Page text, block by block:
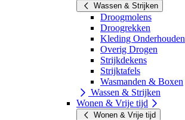
Wassen & Strijken
Droogmolens
Droogrekken
Kleding Onderhouden
Overig Drogen
Strijkdekens
Strijktafels
Wasmanden & Boxen
Wassen & Strijken
Wonen & Vrije tijd
Wonen & Vrije tijd